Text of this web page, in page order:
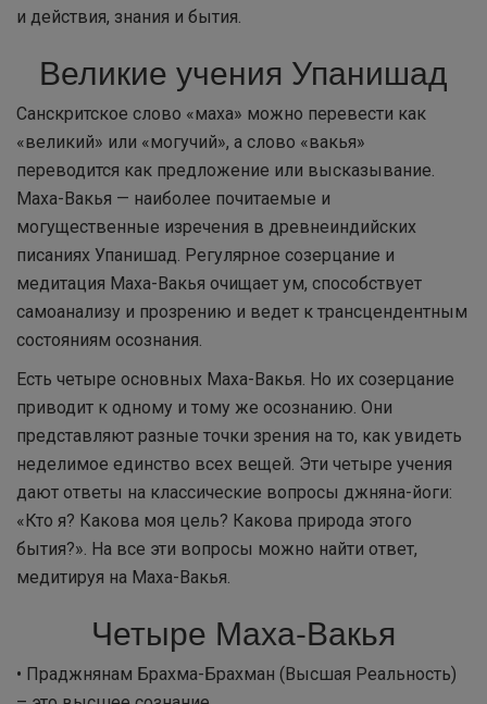
и действия, знания и бытия.
Великие учения Упанишад
Санскритское слово «маха» можно перевести как
«великий» или «могучий», а слово «вакья»
переводится как предложение или высказывание.
Маха-Вакья — наиболее почитаемые и
могущественные изречения в древнеиндийских
писаниях Упанишад. Регулярное созерцание и
медитация Маха-Вакья очищает ум, способствует
самоанализу и прозрению и ведет к трансцендентным
состояниям осознания.
Есть четыре основных Маха-Вакья. Но их созерцание
приводит к одному и тому же осознанию. Они
представляют разные точки зрения на то, как увидеть
неделимое единство всех вещей. Эти четыре учения
дают ответы на классические вопросы джняна-йоги:
«Кто я? Какова моя цель? Какова природа этого
бытия?». На все эти вопросы можно найти ответ,
медитируя на Маха-Вакья.
Четыре Маха-Вакья
• Праджнянам Брахма-Брахман (Высшая Реальность)